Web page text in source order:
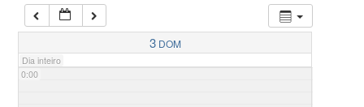
3 DOM
Dia inteiro
0:00